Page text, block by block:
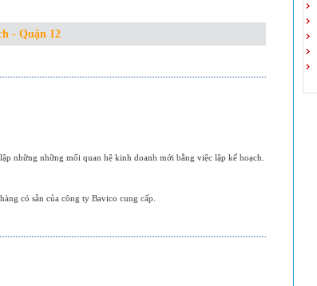
- Quận 12
những những mối quan hệ kinh doanh mới bằng việc lập kế hoạch.
có sẵn của công ty Bavico cung cấp.